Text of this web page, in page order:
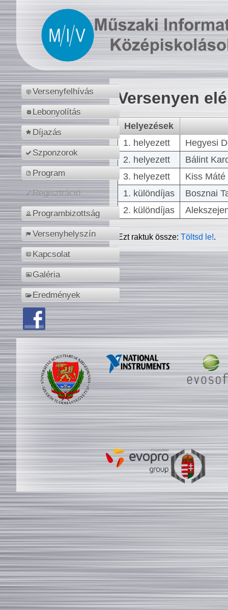
Versenyfelhívás
Lebonyolítás
Díjazás
Szponzorok
Program
Regisztráció
Programbizottság
Versenyhelyszín
Kapcsolat
Galéria
Eredmények
Versenyen
Helyezések
1. helyezett
Hegyesi
2. helyezett
Bálint
3. helyezett
Kiss
1. különdíjas
Bosznai
2. különdíjas
Ezt raktuk össze:Töltsd le!.